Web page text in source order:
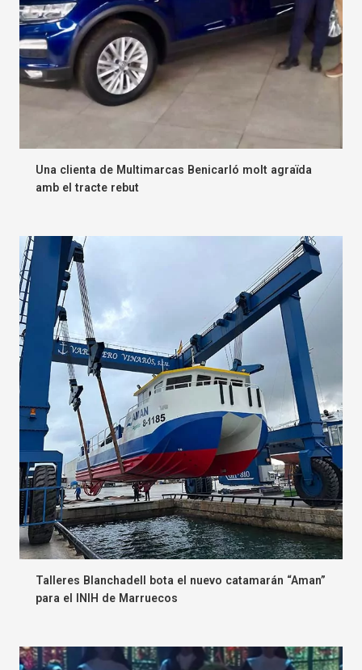
Una clienta de Multimarcas Benicarló molt agraïda
amb el tracte rebut
Talleres Blanchadell bota el nuevo catamarán “Aman”
para el INIH de Marruecos